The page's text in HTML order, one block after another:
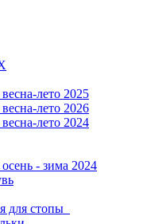
лето 2025
лето 2026
лето 2024
- зима 2024
для стопы